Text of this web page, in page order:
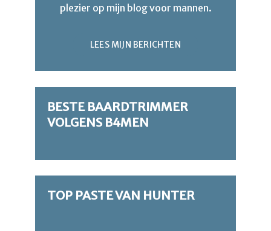
plezier op mijn blog voor mannen.
LEES MIJN BERICHTEN
BESTE BAARDTRIMMER
VOLGENS B4MEN
TOP PASTE VAN HUNTER